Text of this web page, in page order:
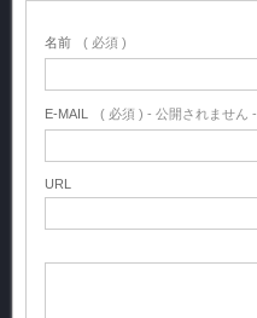
名前 ( 必須 )
E-MAIL ( 必須 ) - 公開されません -
URL